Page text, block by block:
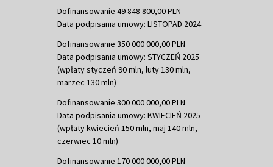
Dofinansowanie 49 848 800,00 PLN
Data podpisania umowy: LISTOPAD 2024
Dofinansowanie 350 000 000,00 PLN
Data podpisania umowy: STYCZEŃ 2025
(wpłaty styczeń 90 mln, luty 130 mln,
marzec 130 mln)
Dofinansowanie 300 000 000,00 PLN
Data podpisania umowy: KWIECIEŃ 2025
(wpłaty kwiecień 150 mln, maj 140 mln,
czerwiec 10 mln)
Dofinansowanie 170 000 000,00 PLN